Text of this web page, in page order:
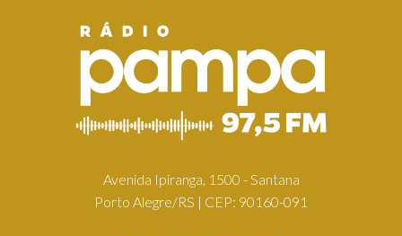
Avenida Ipiranga, 1500 - Santana
Porto Alegre/RS | CEP: 90160-091